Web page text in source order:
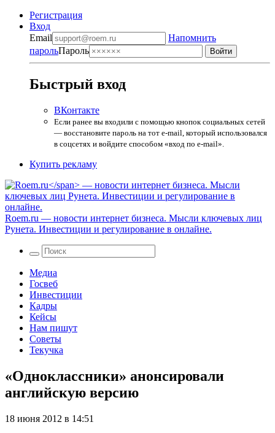
Регистрация
Вход
Email
Напомнить
парольПароль
Быстрый вход
ВКонтакте
Если ранее вы входили с помощью кнопок социальных сетей
— восстановите пароль на тот e-mail, который использовался
в соцсетях и войдите способом «вход по e-mail».
Купить рекламу
Roem.ru — новости интернет бизнеса. Мысли ключевых лиц
Рунета. Инвестиции и регулирование в онлайне.
Медиа
Госвеб
Инвестиции
Кадры
Кейсы
Нам пишут
Советы
Текучка
«Одноклассники» анонсировали
английскую версию
18 июня 2012 в 14:51